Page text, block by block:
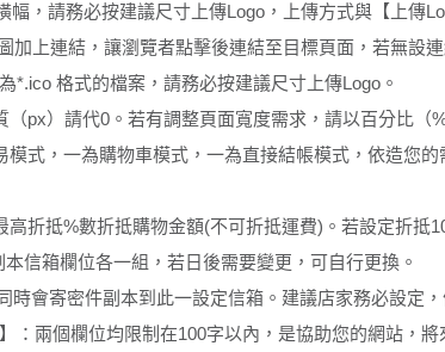
，請務必按建議尺寸上傳Logo，上傳方式與【上傳
加上連結，讓瀏覽者點擊後連結至目標頁面，若無設
*.ico 格式的檔案，請務必按建議尺寸上傳Logo。
px）請代0。若有調整頁面寬度需求，請以百分比（
模式，一為購物車模式，一為直接結帳模式，依造您
折抵%數折抵購物金額(不可折抵運費)。若設定折抵
信箱欄位各一組，若日後需要變更，可自行更換。
時會寄密件副本到此一設定信箱。建議店家務必設定
：兩個欄位均限制在100字以內，是協助您的網站，